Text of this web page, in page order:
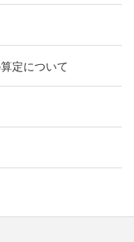
定について